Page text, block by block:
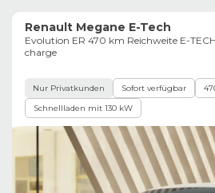
Renault Megane E-Tech
Evolution ER 470 km Reichweite E-
charge
Nur Privatkunden Sofort verfügbar
Schnellladen mit 130 kW